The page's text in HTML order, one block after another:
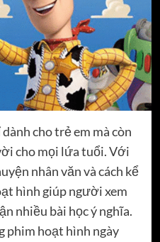
cho trẻ em mà còn
cho mọi lứa tuổi. Với
nhân văn và cách kể
hình giúp người xem
nhiều bài học ý nghĩa.
phim hoạt hình ngày